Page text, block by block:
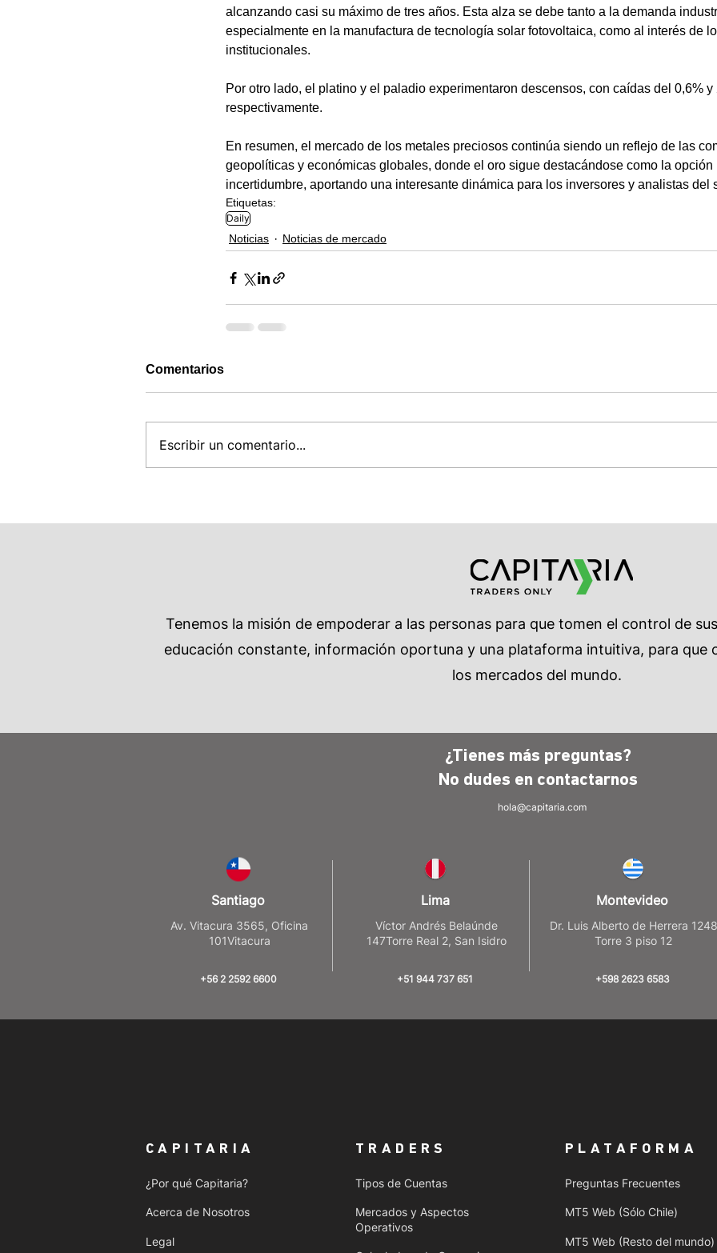
alcanzando casi su máximo de tres años. Esta alza se debe tanto a la demanda
especialmente en la manufactura de tecnología solar fotovoltaica, como al interés de
institucionales.
Por otro lado, el platino y el paladio experimentaron descensos, con caídas del 0,6% y
respectivamente.
En resumen, el mercado de los metales preciosos continúa siendo un reflejo de las
geopolíticas y económicas globales, donde el oro sigue destacándose como la opción
incertidumbre, aportando una interesante dinámica para los inversores y analistas del
Etiquetas:
Daily
Noticias Noticias de mercado
Comentarios
Escribir un comentario...
Tenemos la misión de empoderar a las personas para que tomen el control de
educación constante, información oportuna y una plataforma intuitiva, para que
los mercados del mundo.
¿Tienes más preguntas?
No dudes en contactarnos
hola@capitaria.com
Santiago
Av. Vitacura 3565, Oficina
101Vitacura
+56 2 2592 6600
Lima
Víctor Andrés Belaúnde
147Torre Real 2, San Isidro
+51 944 737 651
Montevideo
Dr. Luis Alberto de Herrera 1248
Torre 3 piso 12
+598 2623 6583
CAPITARIA
¿Por qué Capitaria?
Acerca de Nosotros
Legal
TRADERS
Tipos de Cuentas
Mercados y Aspectos
Operativos
PLATAFORMA
Preguntas Frecuentes
MT5 Web (Sólo Chile)
MT5 Web (Resto del mundo)